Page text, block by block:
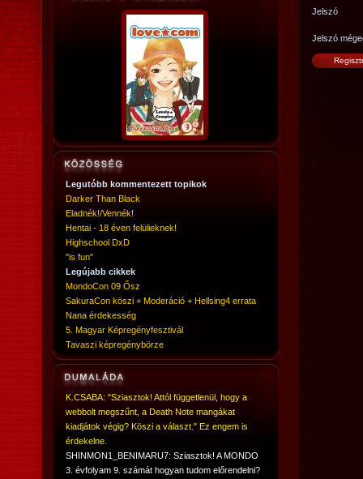
Legutóbb kommentezett topikok
Darker Than Black
Eladnék!/Vennék!
Hentai - 18 éven felülieknek!
Highschool DxD
"is fun"
Legújabb cikkek
MondoCon 09 Ősz
SakuraCon köszi + Moderáció + Hellsing4 errata
Nana érdekesség
5. Magyar Képregényfesztivál
Tavaszi képregénybörze
K.CSABA: "Sziasztok! Attól függetlenül, hogy a
webbolt megszűnt, a Death Note mangákat
kiadjátok végig? Köszi a választ." Ez engem is
érdekelne.
SHINMON1_BENIMARU7: Sziasztok! A MONDO
3. évfolyam 9. számát hogyan tudom előrendelni?
Jelszó
Jelszó